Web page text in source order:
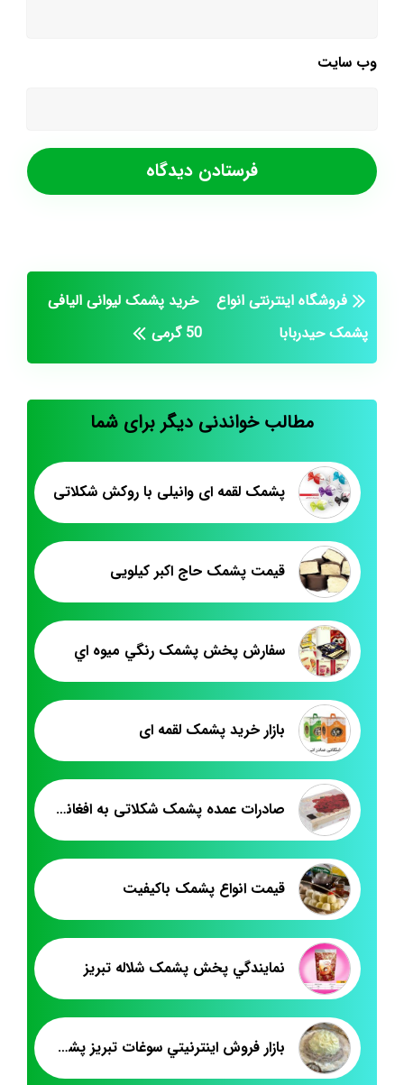
وب‌ سایت
فروشگاه اینترنتی انواع
پشمک حیدربابا
خرید پشمک لیوانی الیافی
50 گرمی
مطالب خواندنی دیگر برای شما
پشمک لقمه ای وانیلی با روکش شکلاتی
قیمت پشمک حاج اکبر کیلویی
سفارش پخش پشمک رنگي ميوه اي
بازار خرید پشمک لقمه ای
صادرات عمده پشمک شکلاتی به افغانستان
قیمت انواع پشمک باکیفیت
نمايندگي پخش پشمک شلاله تبريز
بازار فروش اينترنيتي سوغات تبريز پشمک